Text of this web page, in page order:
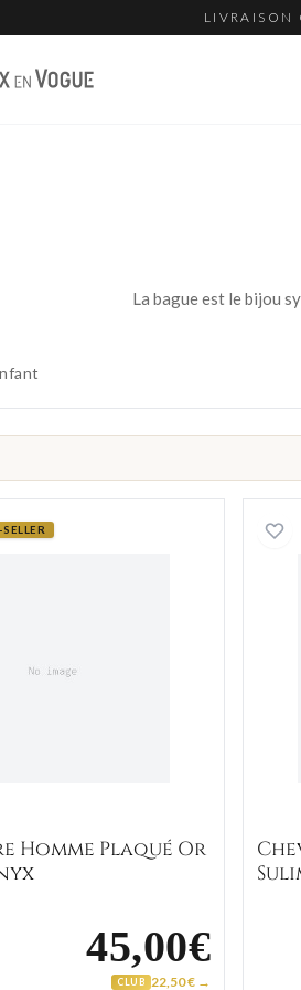
LIVRAISON
Chevalière Homme Plaqué Or
Homme Plaqué Or
45,00€
CLUB 22,50 € →